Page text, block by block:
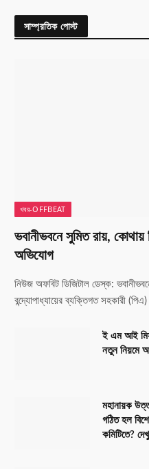
সাম্প্রতিক পোস্ট
খবর-OFFBEAT
ভবানীভবনে সুমিত রায়,
অভিযোগ
নিউজ অফবিট ডিজিটাল ডেস্ক:
বন্দ্যোপাধ্যায়ের ব্যক্তিগত সহকারী
ই এম আই
নতুন নিয়মে
মহানায়ক
গঠিত হল
কমিটিতে?